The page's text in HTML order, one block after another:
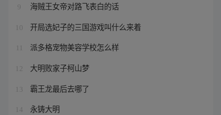
9 海贼王女帝对路飞表白的话
10 开局选妃子的三国游戏叫什么来着
派多格宠物美容学校怎么样
12 大明败家子柯山梦
13 霸王龙最后去哪了
14 永铸大明